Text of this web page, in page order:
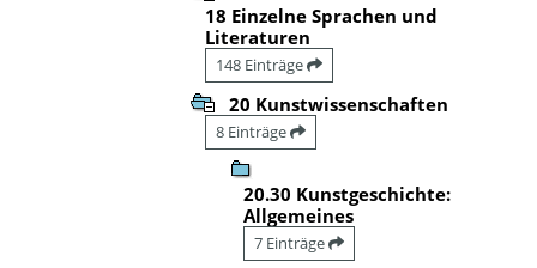
18 Einzelne Sprachen und
Literaturen
148 Einträge
20 Kunstwissenschaften
8 Einträge
20.30 Kunstgeschichte:
Allgemeines
7 Einträge